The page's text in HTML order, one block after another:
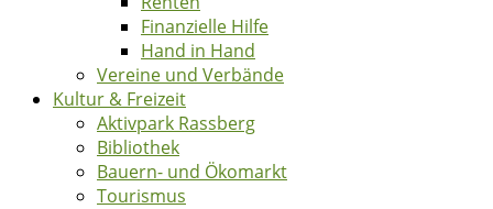
Finanzielle Hilfe
Hand in Hand
Vereine und Verbände
Kultur & Freizeit
Aktivpark Rassberg
Bibliothek
Bauern- und Ökomarkt
Tourismus